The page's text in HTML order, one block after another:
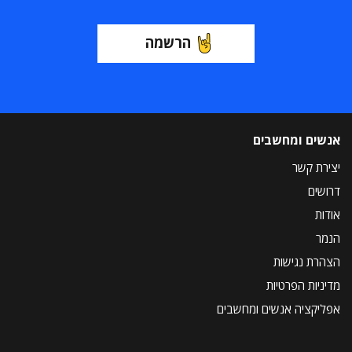
הרשמה
אנשים ומחשבים
יצירת קשר
דרושים
אודות
הנמר
הצהרת נגישות
מדיניות הפרטיות
אפליקציה אנשים ומחשבים